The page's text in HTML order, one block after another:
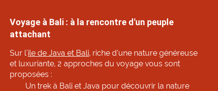
Voyage à Bali : à la rencontre d'un peuple
attachant
Sur l'île de Java et Bali, riche d’une nature généreuse
et luxuriante, 2 approches du voyage vous sont
proposées :
Un trek à Bali et Java pour découvrir la nature